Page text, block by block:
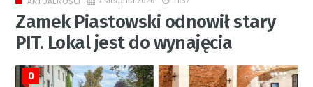
Zamek Piastowski odnowił stary
PIT. Lokal jest do wynajęcia
0